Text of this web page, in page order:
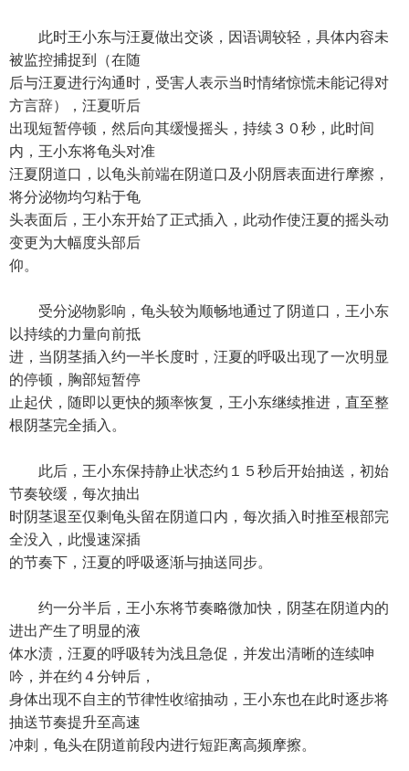
此时王小东与汪夏做出交谈，因语调较轻，具体内容未
被监控捕捉到（在随
后与汪夏进行沟通时，受害人表示当时情绪惊慌未能记得对
方言辞），汪夏听后
出现短暂停顿，然后向其缓慢摇头，持续３０秒，此时间
内，王小东将龟头对准
汪夏阴道口，以龟头前端在阴道口及小阴唇表面进行摩擦，
将分泌物均匀粘于龟
头表面后，王小东开始了正式插入，此动作使汪夏的摇头动
变更为大幅度头部后
仰。
受分泌物影响，龟头较为顺畅地通过了阴道口，王小东
以持续的力量向前抵
进，当阴茎插入约一半长度时，汪夏的呼吸出现了一次明显
的停顿，胸部短暂停
止起伏，随即以更快的频率恢复，王小东继续推进，直至整
根阴茎完全插入。
此后，王小东保持静止状态约１５秒后开始抽送，初始
节奏较缓，每次抽出
时阴茎退至仅剩龟头留在阴道口内，每次插入时推至根部完
全没入，此慢速深插
的节奏下，汪夏的呼吸逐渐与抽送同步。
约一分半后，王小东将节奏略微加快，阴茎在阴道内的
进出产生了明显的液
体水渍，汪夏的呼吸转为浅且急促，并发出清晰的连续呻
吟，并在约４分钟后，
身体出现不自主的节律性收缩抽动，王小东也在此时逐步将
抽送节奏提升至高速
冲刺，龟头在阴道前段内进行短距离高频摩擦。